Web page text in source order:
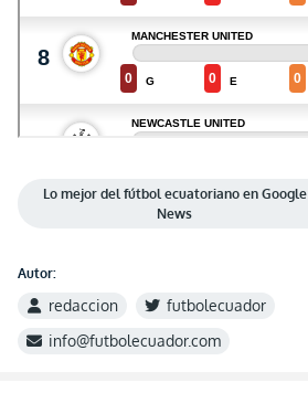
Lo mejor del fútbol ecuatoriano en Google
News
Autor:
redaccion
futbolecuador
info@futbolecuador.com